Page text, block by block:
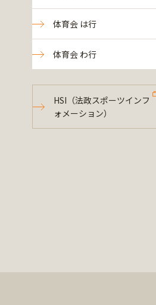
体育会 は行
体育会 わ行
HSI（法政スポーツインフ
ォメーション）